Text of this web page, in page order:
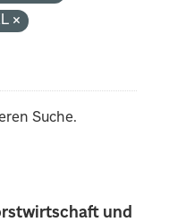
und
Suche.